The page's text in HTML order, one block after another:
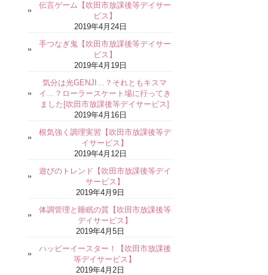
伝言ゲーム【吹田市放課後等デイサー
ビス】
2019年4月24日
手つなぎ鬼【吹田市放課後等デイサー
ビス】
2019年4月19日
気分は光GENJI…？それともキスマ
イ…？ローラースケート場に行ってき
ました[吹田市放課後等デイサービス]
2019年4月16日
根気強く調理実習【吹田市放課後等デ
イサービス】
2019年4月12日
遊びのトレンド【吹田市放課後等デイ
サービス】
2019年4月9日
体調管理と睡眠の質【吹田市放課後等
デイサービス】
2019年4月5日
ハッピーイースター！【吹田市放課後
等デイサービス】
2019年4月2日